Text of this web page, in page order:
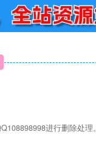
进行删除处理。